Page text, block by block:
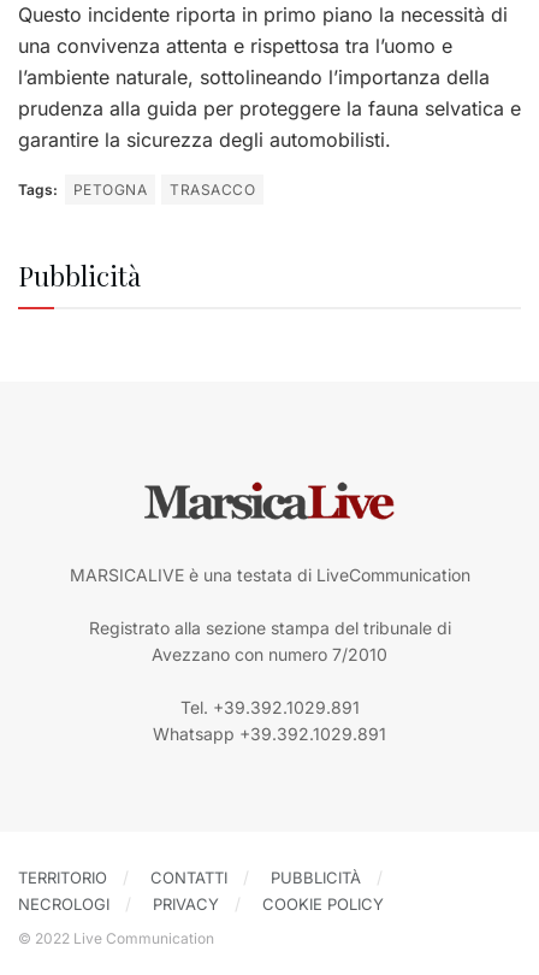
Questo incidente riporta in primo piano la necessità di
una convivenza attenta e rispettosa tra l’uomo e
l’ambiente naturale, sottolineando l’importanza della
prudenza alla guida per proteggere la fauna selvatica e
garantire la sicurezza degli automobilisti.
Tags: PETOGNA TRASACCO
Pubblicità
MARSICALIVE è una testata di LiveCommunication
Registrato alla sezione stampa del tribunale di
Avezzano con numero 7/2010
Tel. +39.392.1029.891
Whatsapp +39.392.1029.891
TERRITORIO CONTATTI
PUBBLICITÀ
NECROLOGI
PRIVACY COOKIE POLICY
© 2022 Live Communication